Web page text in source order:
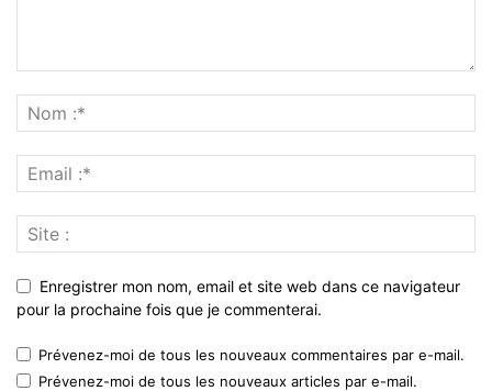
Enregistrer mon nom, email et site web dans ce navigateur
pour la prochaine fois que je commenterai.
Prévenez-moi de tous les nouveaux commentaires par e-mail.
Prévenez-moi de tous les nouveaux articles par e-mail.